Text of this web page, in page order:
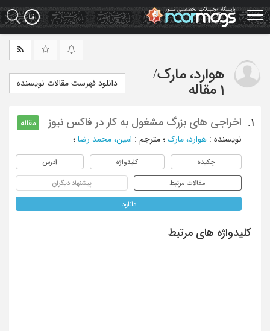
Skip
to
main
هوارد، مارک/
1 مقاله
دانلود فهرست مقالات نویسنده
1. اخراجی های بزرگ مشغول به کار در فاکس نیوز
مقاله
نویسنده : هوارد، مارک ؛ مترجم : امین، محمد رضا ؛
چکیده کلیدواژه آدرس
مقالات مرتبط پیشنهاد دیگران
دانلود
کلیدواژه های مرتبط